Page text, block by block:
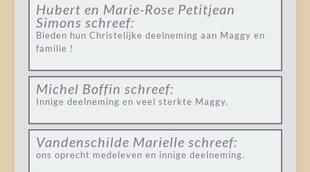
Hubert en Marie-Rose Petitjean
Simons schreef:
Bieden hun Christelijke deelneming aan Maggy en
familie !
Michel Boffin schreef:
Innige deelneming en veel sterkte Maggy.
Vandenschilde Marielle schreef:
ons oprecht medeleven en innige deelneming.